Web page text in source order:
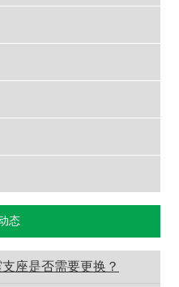
态
座是否需要更换？